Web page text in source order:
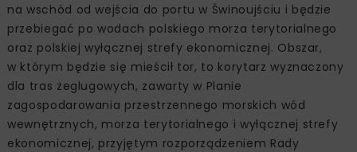
na wschód od wejścia do portu w Świnoujściu i będzie
przebiegać po wodach polskiego morza terytorialnego
oraz polskiej wyłącznej strefy ekonomicznej. Obszar,
w którym będzie się mieścił tor, to korytarz wyznaczony
dla tras żeglugowych, zawarty w Planie
zagospodarowania przestrzennego morskich wód
wewnętrznych, morza terytorialnego i wyłącznej strefy
ekonomicznej, przyjętym rozporządzeniem Rady